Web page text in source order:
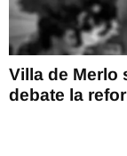
Villa de Merlo
debate la